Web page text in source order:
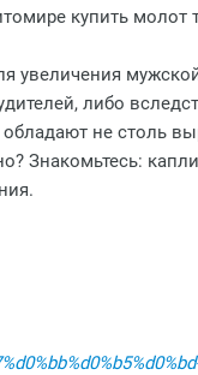
купить молот
увеличения
либо
не столь
Знакомьтесь: